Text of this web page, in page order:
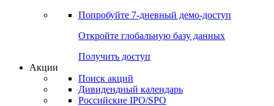
Попробуйте 7-дневный демо-доступ
Откройте глобальную базу данных
Получить доступ
Акции
Поиск акций
Дивидендный календарь
Российские IPO/SPO